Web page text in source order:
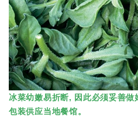
冰菜幼嫩易折断, 因此必须妥善
包装供应当地餐馆。